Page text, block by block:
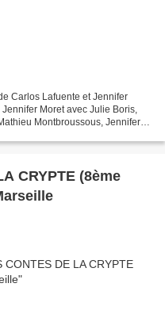
Carlos Lafuente et Jennifer
Moret avec Julie Boris,
Montbroussous, Jennifer
CRYPTE (8ème